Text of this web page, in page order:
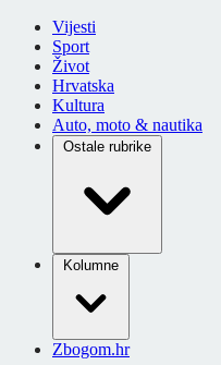
Vijesti
Sport
Život
Hrvatska
Kultura
Auto, moto & nautika
Ostale rubrike
Kolumne
Zbogom.hr